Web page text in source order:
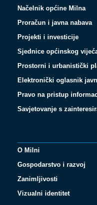
Načelnik općine Milna
Proračun i javna nabava
Projekti i investicije
Sjednice općinskog
Prostorni i urbanistički
Elektronički oglasnik
Pravo na pristup
Savjetovanje s
O Milni
Gospodarstvo i razvoj
Zanimljivosti
Vizualni identitet